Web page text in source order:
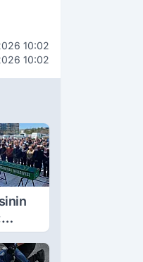
10:02
10:02